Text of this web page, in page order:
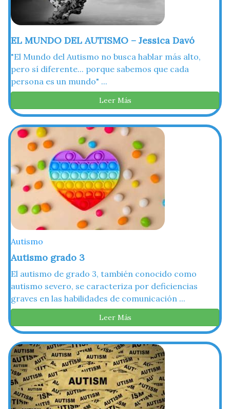
EL MUNDO DEL AUTISMO – Jessica Davó
"El Mundo del Autismo no busca hablar más alto,
pero sí diferente... porque sabemos que cada
persona es un mundo" ...
Leer Más
Autismo
Autismo grado 3
El autismo de grado 3, también conocido como
autismo severo, se caracteriza por deficiencias
graves en las habilidades de comunicación ...
Leer Más